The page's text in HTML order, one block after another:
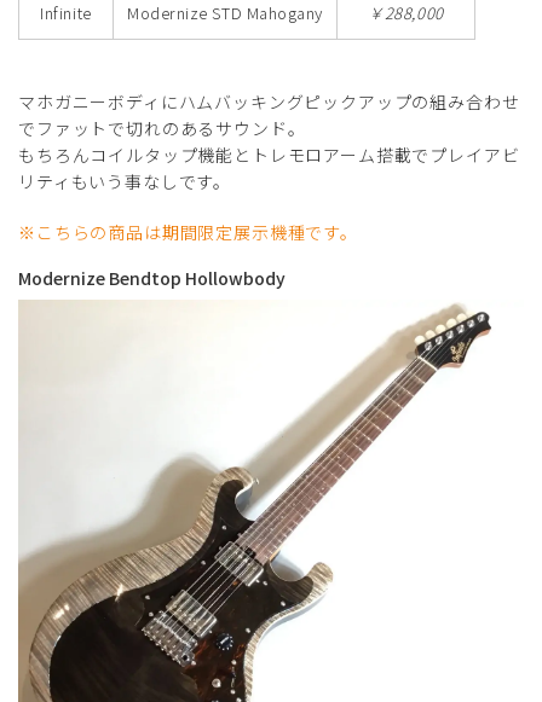
Infinite Modernize STD Mahogany ￥288,000
マホガニーボディにハムバッキングピックアップの組み合わせ
でファットで切れのあるサウンド。
もちろんコイルタップ機能とトレモロアーム搭載でプレイアビ
リティもいう事なしです。
※こちらの商品は期間限定展示機種です。
Modernize Bendtop Hollowbody